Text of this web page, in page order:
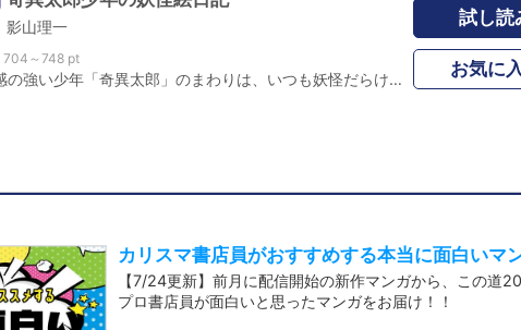
影山理一
704～748 pt
霊感の強い少年「奇異太郎」のまわりは、いつも妖怪だらけ。 立ち入り禁止の蔵に入ってしまったため、本宅を追い出され離れに住むことになった彼は、 その離れに住みついていた座敷童の「すず」と出会う。 奇異太郎から成り行きで掃除婦に任命されたすず。 この二人と奇異太郎の霊感に引き寄せられた妖怪たちとの 騒がしい日常のお話。 電子単行本にはWEB版では読めない新規描きおろしの「番外編」をはじめ、 登場する妖怪の解説を収録。 奇異太郎少年と、すずや狐面の女たち、様々な妖怪たちが繰り広げる、 新感覚ホラーギャクゴメディをお届けします。
試し読
お気に
カリスマ書店員がおすすめする本当に面白いマ
【7/24更新】前月に配信開始の新作マンガから、この道
プロ書店員が面白いと思ったマンガをお届け！！